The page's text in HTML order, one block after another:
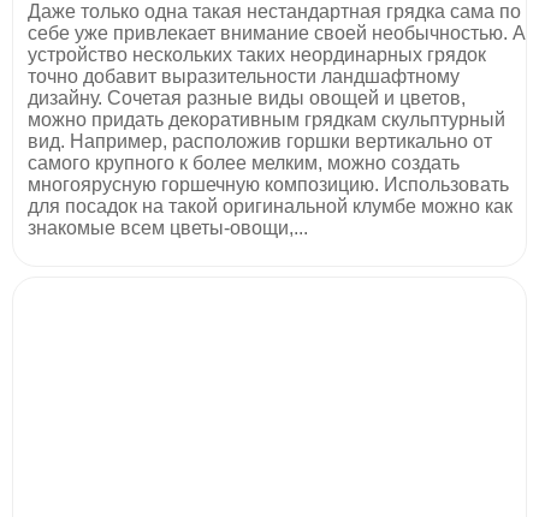
Даже только одна такая нестандартная грядка сама по
себе уже привлекает внимание своей необычностью. А
устройство нескольких таких неординарных грядок
точно добавит выразительности ландшафтному
дизайну. Сочетая разные виды овощей и цветов,
можно придать декоративным грядкам скульптурный
вид. Например, расположив горшки вертикально от
самого крупного к более мелким, можно создать
многоярусную горшечную композицию. Использовать
для посадок на такой оригинальной клумбе можно как
знакомые всем цветы-овощи,...